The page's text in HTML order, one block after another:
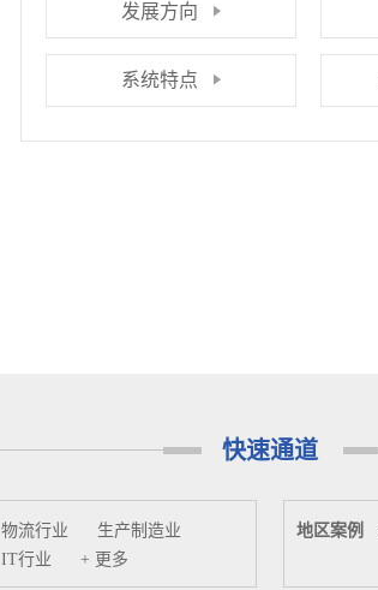
发展方向
系统特点
快速通道
物流行业
生产制造业
IT行业 + 更多
地区案例